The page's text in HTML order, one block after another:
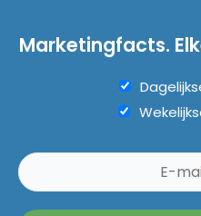
Marketingfacts.